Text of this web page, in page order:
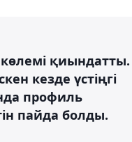
кезде үстіңгі
профиль
пайда болды.